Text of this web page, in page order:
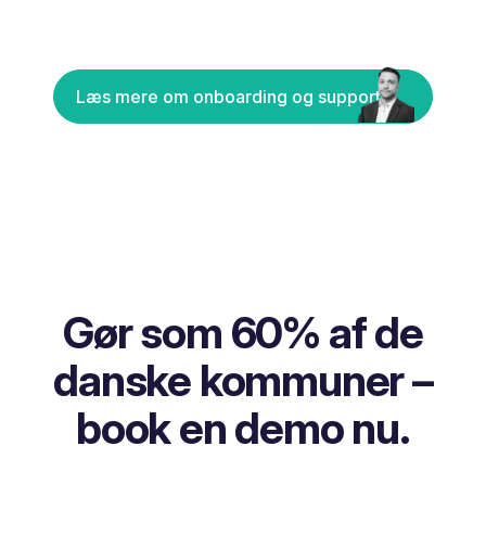
Læs mere om onboarding og support
Gør som 60% af de
danske kommuner –
book en demo nu.